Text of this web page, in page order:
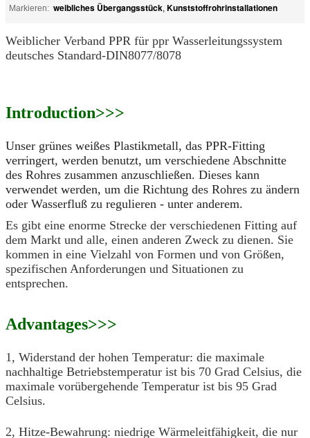
Markieren: weibliches Übergangsstück, Kunststoffrohrinstallationen
Weiblicher Verband PPR für ppr Wasserleitungssystem
deutsches Standard-DIN8077/8078
Introduction>>>
Unser grünes weißes Plastikmetall, das PPR-Fitting
verringert, werden benutzt, um verschiedene Abschnitte
des Rohres zusammen anzuschließen. Dieses kann
verwendet werden, um die Richtung des Rohres zu ändern
oder Wasserfluß zu regulieren - unter anderem.
Es gibt eine enorme Strecke der verschiedenen Fitting auf
dem Markt und alle, einen anderen Zweck zu dienen. Sie
kommen in eine Vielzahl von Formen und von Größen,
spezifischen Anforderungen und Situationen zu
entsprechen.
Advantages>>>
1, Widerstand der hohen Temperatur: die maximale
nachhaltige Betriebstemperatur ist bis 70 Grad Celsius, die
maximale vorübergehende Temperatur ist bis 95 Grad
Celsius.
2, Hitze-Bewahrung: niedrige Wärmeleitfähigkeit, die nur